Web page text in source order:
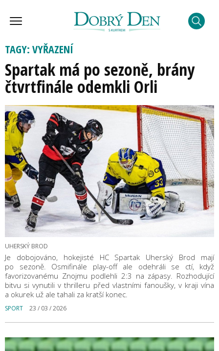
TAGY: VYŘAZENÍ
Spartak má po sezoně, brány
čtvrtfinále odemkli Orli
UHERSKÝ BROD
Je dobojováno, hokejisté HC Spartak Uherský Brod mají
po sezoně. Osmifinále play-off ale odehráli se ctí, když
favorizovanému Znojmu podlehli 2:3 na zápasy. Rozhodující
bitvu si vynutili v thrilleru před vlastními fanoušky, v kraji vína
a okurek už ale tahali za kratší konec.
SPORT 23 / 03 / 2026